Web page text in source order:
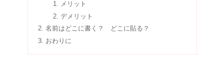
メリット
デメリット
名前はどこに書く？ どこに貼る？
おわりに